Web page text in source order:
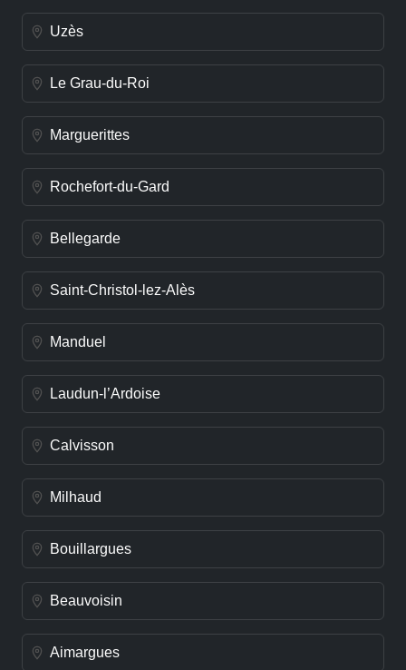
Uzès
Le Grau-du-Roi
Marguerittes
Rochefort-du-Gard
Bellegarde
Saint-Christol-lez-Alès
Manduel
Laudun-l’Ardoise
Calvisson
Milhaud
Bouillargues
Beauvoisin
Aimargues